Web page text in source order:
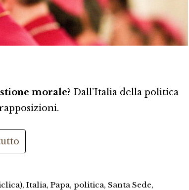
morale? Dall’Italia della politica
,Italia,Papa,politica,Santa Sede,